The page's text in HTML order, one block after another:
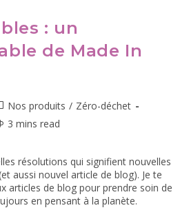
: un
de Made In
Nos produits / Zéro-déchet
3 mins read
résolutions qui signifient nouvelles
aussi nouvel article de blog). Je te
articles de blog pour prendre soin de
en pensant à la planète.